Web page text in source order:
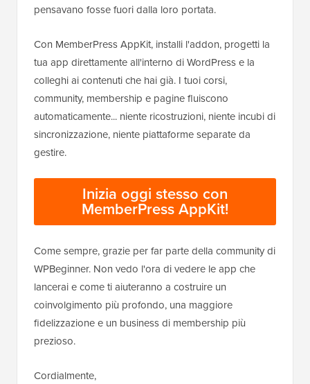
pensavano fosse fuori dalla loro portata.
Con MemberPress AppKit, installi l'addon, progetti la
tua app direttamente all'interno di WordPress e la
colleghi ai contenuti che hai già. I tuoi corsi,
community, membership e pagine fluiscono
automaticamente... niente ricostruzioni, niente incubi di
sincronizzazione, niente piattaforme separate da
gestire.
Inizia oggi stesso con
MemberPress AppKit!
Come sempre, grazie per far parte della community di
WPBeginner. Non vedo l'ora di vedere le app che
lancerai e come ti aiuteranno a costruire un
coinvolgimento più profondo, una maggiore
fidelizzazione e un business di membership più
prezioso.
Cordialmente,